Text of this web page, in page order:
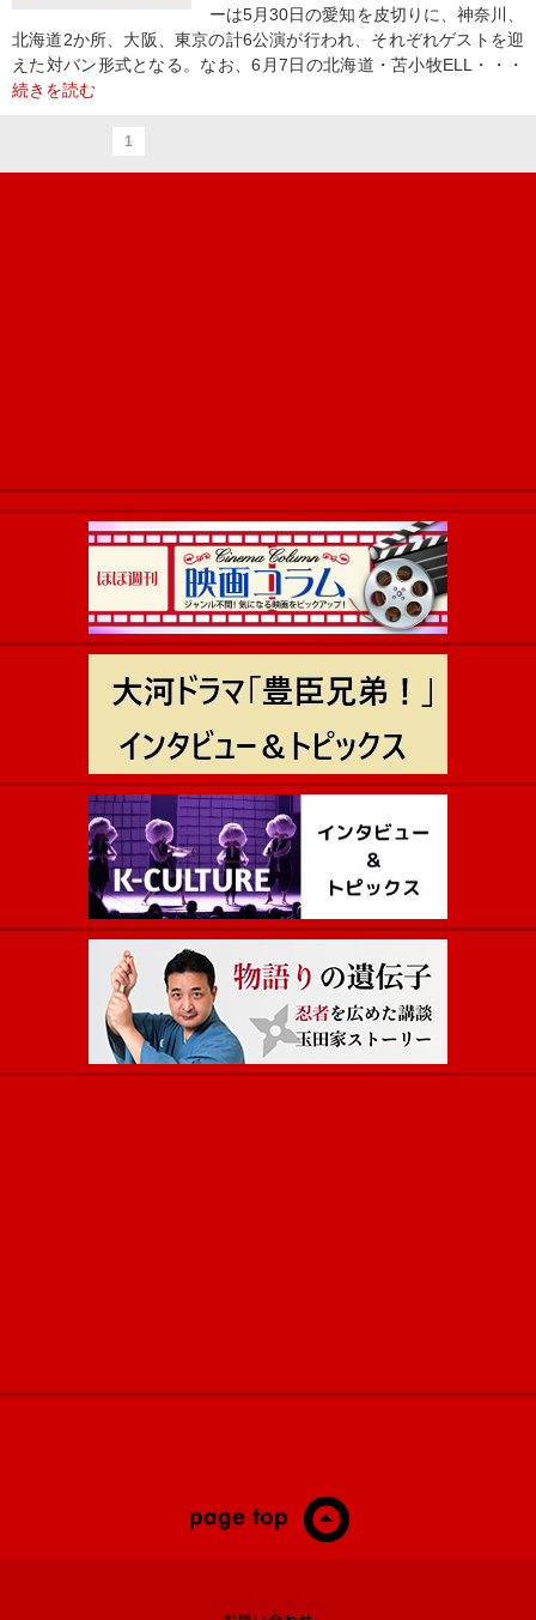
ーは5月30日の愛知を皮切りに、神奈川、
北海道2か所、大阪、東京の計6公演が行われ、それぞれゲストを迎
えた対バン形式となる。なお、6月7日の北海道・苫小牧ELL・・・
続きを読む
1